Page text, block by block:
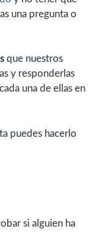
una pregunta o
que nuestros
y responderlas
una de ellas en
puedes hacerlo
si alguien ha